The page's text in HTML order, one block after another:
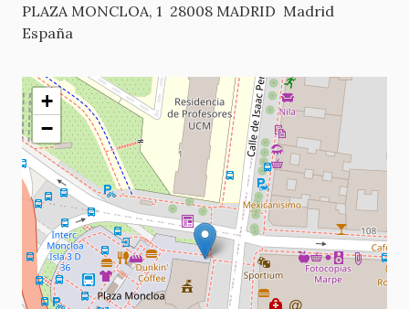
PLAZA MONCLOA, 1 28008 MADRID Madrid
España
+
−